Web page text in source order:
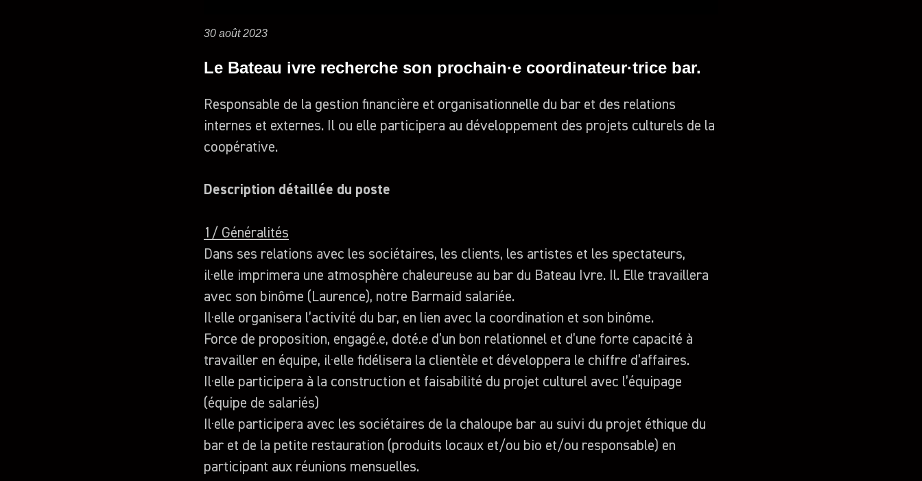
30 août 2023
Le Bateau ivre recherche son prochain·e coordinateur·trice bar.
Responsable de la gestion financière et organisationnelle du bar et des relations
internes et externes. Il ou elle participera au développement des projets culturels de la
coopérative.
Description détaillée du poste
1/ Généralités
Dans ses relations avec les sociétaires, les clients, les artistes et les spectateurs,
il·elle imprimera une atmosphère chaleureuse au bar du Bateau Ivre. Il. Elle travaillera
avec son binôme (Laurence), notre Barmaid salariée.
Il·elle organisera l’activité du bar, en lien avec la coordination et son binôme.
Force de proposition, engagé.e, doté.e d’un bon relationnel et d’une forte capacité à
travailler en équipe, il·elle fidélisera la clientèle et développera le chiffre d’affaires.
Il·elle participera à la construction et faisabilité du projet culturel avec l’équipage
(équipe de salariés)
Il·elle participera avec les sociétaires de la chaloupe bar au suivi du projet éthique du
bar et de la petite restauration (produits locaux et/ou bio et/ou responsable) en
participant aux réunions mensuelles.